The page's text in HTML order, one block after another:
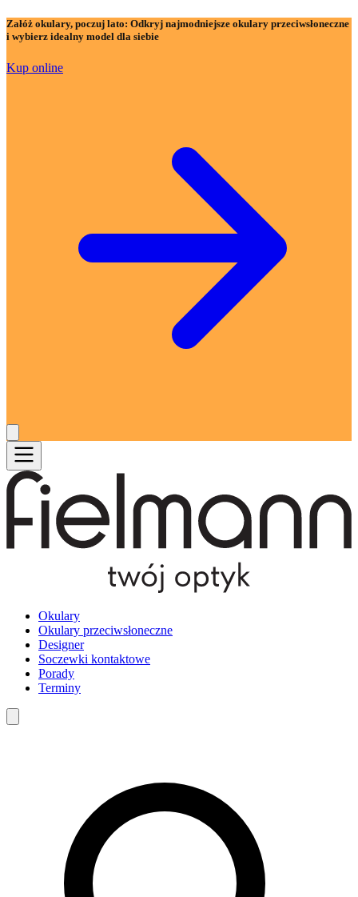
Załóż okulary, poczuj lato: Odkryj najmodniejsze okulary przeciwsłoneczne
i wybierz idealny model dla siebie
Kup online
Okulary
Okulary przeciwsłoneczne
Designer
Soczewki kontaktowe
Porady
Terminy